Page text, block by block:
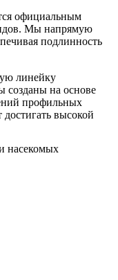
официальным
Мы напрямую
подлинность
линейку
созданы на основе
профильных
достигать высокой
насекомых